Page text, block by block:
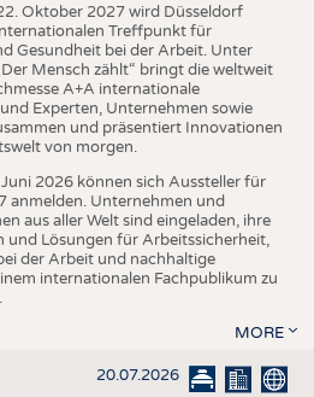
Oktober 2027 wird Düsseldorf
Treffpunkt für
Gesundheit bei der Arbeit. Unter
Mensch zählt“ bringt die weltweit
A+A internationale
Experten, Unternehmen sowie
und präsentiert Innovationen
von morgen.
2026 können sich Aussteller für
anmelden. Unternehmen und
aus aller Welt sind eingeladen, ihre
und Lösungen für Arbeitssicherheit,
der Arbeit und nachhaltige
internationalen Fachpublikum zu
MORE
20.07.2026